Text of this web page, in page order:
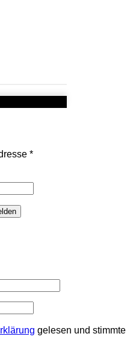
*Erforderlich
gelesen und stimmte